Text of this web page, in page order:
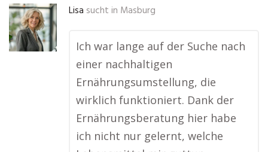
Lisa sucht in Masburg
Ich war lange auf der Suche nach
einer nachhaltigen
Ernährungsumstellung, die
wirklich funktioniert. Dank der
Ernährungsberatung hier habe
ich nicht nur gelernt, welche